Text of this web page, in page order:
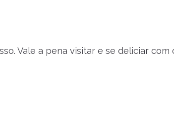
Vale a pena visitar e se deliciar com